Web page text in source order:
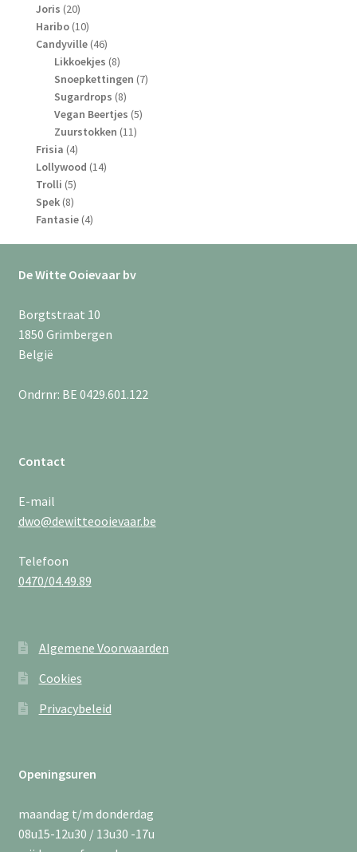
Joris 2020
producten
Haribo 1010
producten
Candyville 4646
producten
Likkoekjes 88
producten
Snoepkettingen 77
Sugardrops 88
producten
Vegan Beertjes 55
Zuurstokken 1111
Frisia 44
producten
Lollywood 1414
Trolli 55
producten
Spek 88
producten
Fantasie 44
De Witte Ooievaar bv
Borgtstraat 10
1850 Grimbergen
België
Ondrnr: BE 0429.601.122
Contact
E-mail
dwo@dewitteooievaar.be
Telefoon
0470/04.49.89
Algemene Voorwaarden
Cookies
Privacybeleid
Openingsuren
maandag t/m donderdag
08u15-12u30 / 13u30 -17u